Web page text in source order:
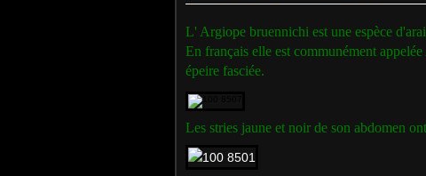
L' Argiope bruennichi est une espèce
En français elle est communément
épeire fasciée.
Les stries jaune et noir de son abdomen